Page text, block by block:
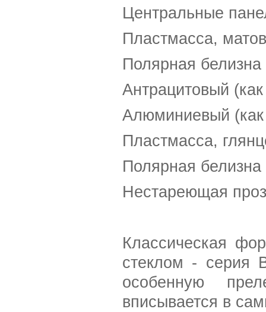
Центральные
Пластмасса,
Полярная
Антрацитовый
Алюминиевый
Пластмасса,
Полярная
Нестареющая
Классическая
стеклом - серия
особенную
вписывается в